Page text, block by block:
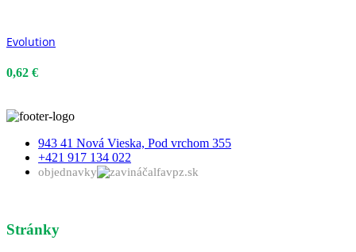
Evolution
0,62 €
943 41 Nová Vieska, Pod vrchom 355
+421 917 134 022
objednavky alfavpz.sk
Stránky